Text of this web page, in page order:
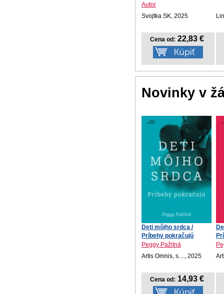
Autor
Svojtka SK, 2025
Cena od: 22,83 €
Novinky v
Deti môjho srdca /
Príbehy pokračujú
Peggy Pažitná
Artis Omnis, s...., 2025
Cena od: 14,93 €